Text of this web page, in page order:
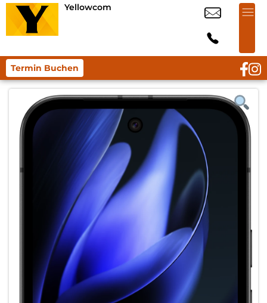
Yellowcom
Termin Buchen